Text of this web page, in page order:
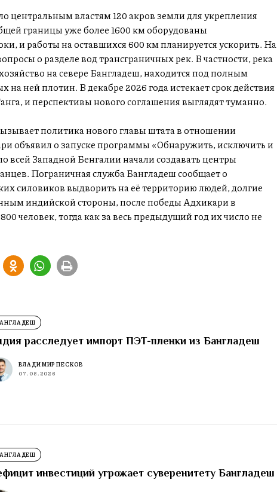
центральным властям 120 акров земли для укрепления
границы уже более 1600 км оборудованы
и работы на оставшихся 600 км планируется ускорить. На
о разделе вод трансграничных рек. В частности, река
на севере Бангладеш, находится под полным
ней плотин. В декабре 2026 года истекает срок действия
и перспективы нового соглашения выглядят туманно.
политика нового главы штата в отношении
объявил о запуске программы «Обнаружить, исключить и
всей Западной Бенгалии начали создавать центры
Пограничная служба Бангладеш сообщает о
силовиков выдворить на её территорию людей, долгие
индийской стороны, после победы Адхикари в
человек, тогда как за весь предыдущий год их число не
расследует импорт ПЭТ-пленки из Бангладеш
ВЛАДИМИР ПЕСКОВ
07.08.2026
инвестиций угрожает суверенитету Бангладеш